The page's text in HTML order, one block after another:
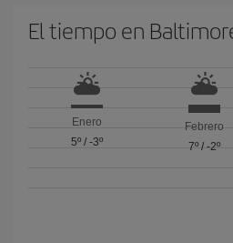
El tiempo en
Enero
5º/ -3º
Febrero
7º/ -2º